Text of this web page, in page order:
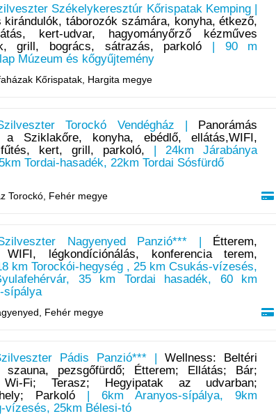
Székelykeresztúr Kőrispatak Kemping |
kirándulók, táborozók számára, konyha, étkező,
kert-udvar, hagyományőrző kézműves
grill, bogrács, sátrazás, parkoló | 90 m
Múzeum és kőgyűjtemény
Kőrispatak, Hargita megye
Torockó Vendégház |
Panorámás
a Sziklakőre, konyha, ebédlő, ellátás,WIFI,
kert, grill, parkoló, | 24km Járabánya
Tordai-hasadék, 22km Tordai Sósfürdő
Torockó, Fehér megye
Nagyenyed Panzió*** |
Étterem,
WIFI, légkondíciónálás, konferencia terem,
km Torockói-hegység , 25 km Csukás-vízesés,
35 km Tordai hasadék, 60 km
sípálya
Fehér megye
Pádis Panzió*** |Wellness: Beltéri
szauna, pezsgőfürdő; Étterem; Ellátás; Bár;
Wi-Fi; Terasz; Hegyipatak az udvarban;
Parkoló| 6km Aranyos-sípálya, 9km
vízesés, 25km Bélesi-tó